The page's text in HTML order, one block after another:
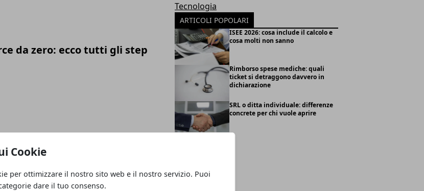
Cookie
per ottimizzare il nostro sito web e il nostro servizio. Puoi
dare il tuo consenso.
da zero: ecco tutti gli step
divulgazione scientifica
Tecnologia
ARTICOLI POPOLARI
ISEE 2026: cosa include il calcolo e
cosa molti non sanno
Rimborso spese mediche: quali
ticket si detraggono davvero in
dichiarazione
SRL o ditta individuale: differenze
concrete per chi vuole aprire